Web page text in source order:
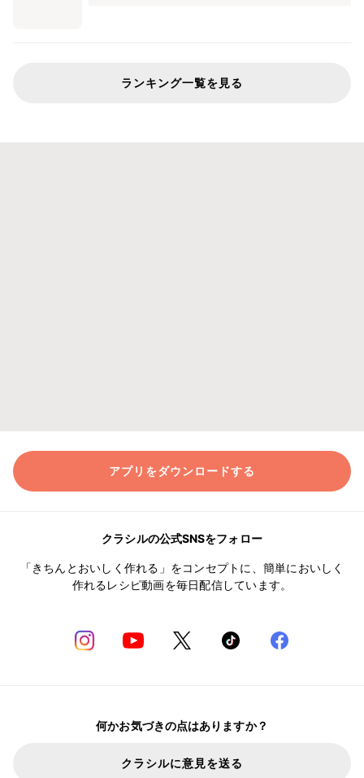
ランキング一覧を見る
アプリをダウンロードする
クラシルの公式SNSをフォロー
「きちんとおいしく作れる」をコンセプトに、簡単においしく
作れるレシピ動画を毎日配信しています。
何かお気づきの点はありますか？
クラシルに意見を送る